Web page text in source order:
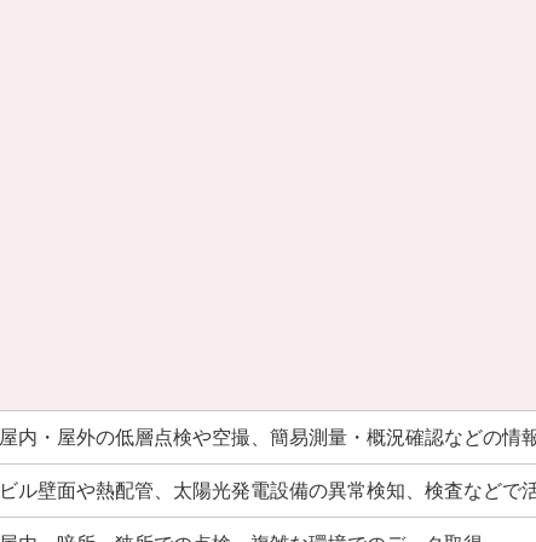
屋内・屋外の低層点検や空撮、簡易測量・概況確認などの情
ビル壁面や熱配管、太陽光発電設備の異常検知、検査などで